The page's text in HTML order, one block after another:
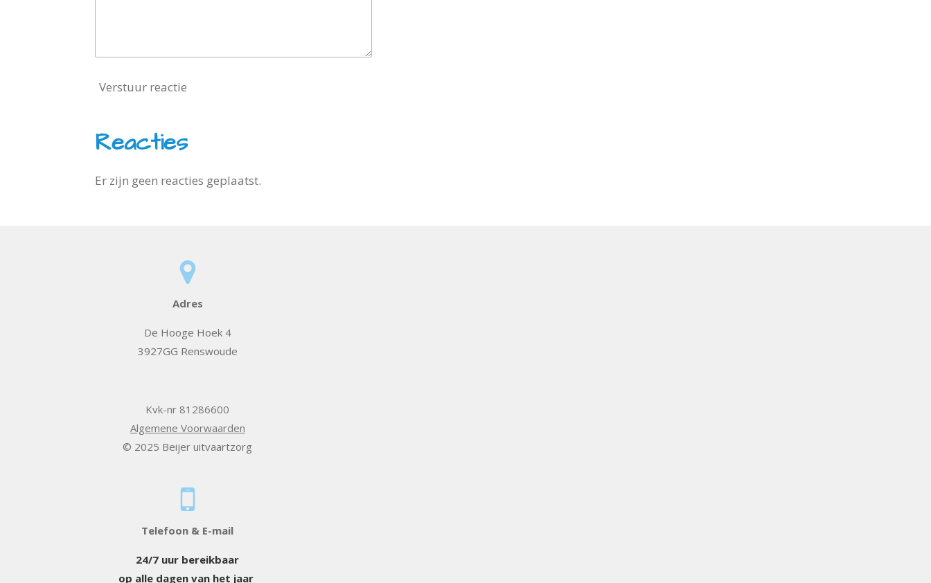
Verstuur reactie
Reacties
Er zijn geen reacties geplaatst.
Adres
De Hooge Hoek 4
3927GG Renswoude
Kvk-nr 81286600
Algemene Voorwaarden
© 2025 Beijer uitvaartzorg
Telefoon & E-mail
24/7 uur bereikbaar
op alle dagen van het jaar